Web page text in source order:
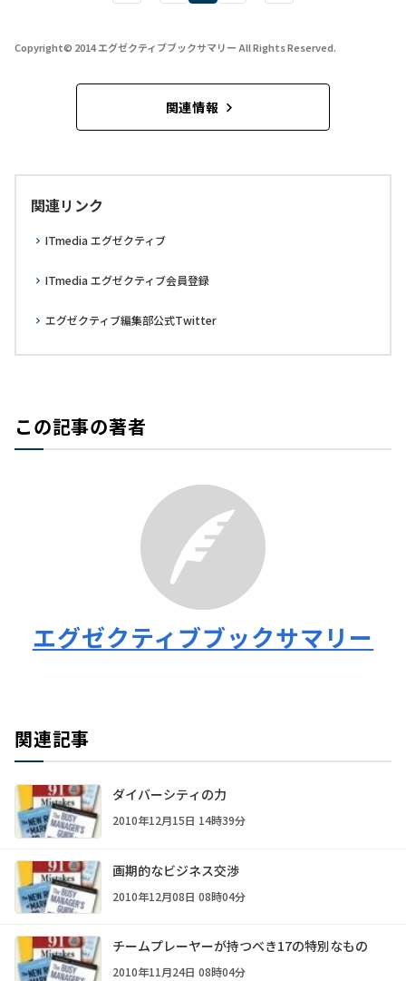
Copyright© 2014 エグゼクティブブックサマリー All Rights Reserved.
関連情報
関連リンク
ITmedia エグゼクティブ
ITmedia エグゼクティブ会員登録
エグゼクティブ編集部公式Twitter
この記事の著者
エグゼクティブブックサマリー
関連記事
ダイバーシティの力
2010年12月15日 14時39分
画期的なビジネス交渉
2010年12月08日 08時04分
チームプレーヤーが持つべき17の特別なもの
2010年11月24日 08時04分